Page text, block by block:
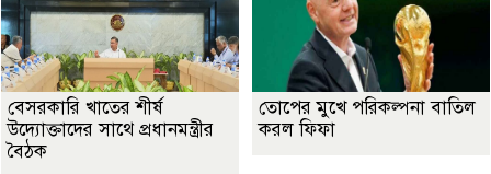
বেসরকারি খাতের শীর্ষ
উদ্যোক্তাদের সাথে প্রধানমন্ত্রীর
বৈঠক
তোপের মুখে পরিকল্পনা বাতিল
করল ফিফা